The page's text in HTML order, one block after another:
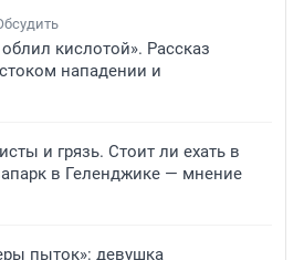
кислотой». Рассказ
нападении и
и грязь. Стоит ли ехать в
в Геленджике — мнение
пыток»: девушка